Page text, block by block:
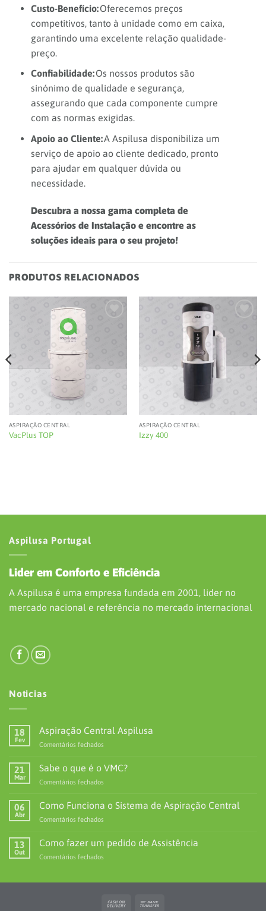
Custo-Benefício:Oferecemos preços
competitivos, tanto à unidade como em caixa,
garantindo uma excelente relação qualidade-
preço.
Confiabilidade:Os nossos produtos são
sinónimo de qualidade e segurança,
assegurando que cada componente cumpre
com as normas exigidas.
Apoio ao Cliente:A Aspilusa disponibiliza um
serviço de apoio ao cliente dedicado, pronto
para ajudar em qualquer dúvida ou
necessidade.
Descubra a nossa gama completa de
Acessórios de Instalação e encontre as
soluções ideais para o seu projeto!
PRODUTOS RELACIONADOS
ASPIRAÇÃO CENTRAL
VacPlus TOP
ASPIRAÇÃO CENTRAL
Izzy 400
Aspilusa Portugal
Lider em Conforto e Eficiência
A Aspilusa é uma empresa fundada em 2001, lider no
mercado nacional e referência no mercado internacional
Noticias
18
Fev
Aspiração Central Aspilusa
Comentários fechados
Central
21
Mar
Sabe o que é o VMC?
Comentários fechados
VMC?
06
Abr
Como Funciona o Sistema de Aspiração Central
Comentários fechados
Funciona
13
Out
Como fazer um pedido de Assistência
Comentários fechados
de
Cash